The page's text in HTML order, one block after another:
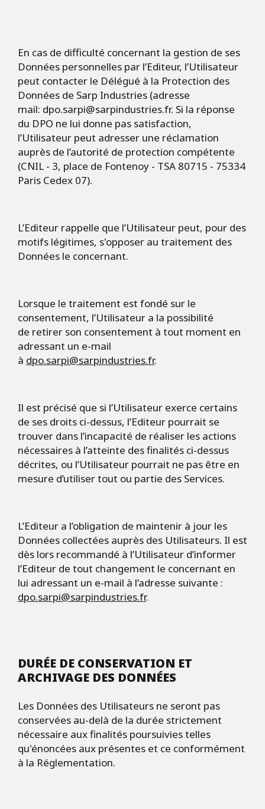
En cas de difficulté concernant la gestion de ses
Données personnelles par l’Editeur, l’Utilisateur
peut contacter le Délégué à la Protection des
Données de Sarp Industries (adresse
mail: dpo.sarpi@sarpindustries.fr. Si la réponse
du DPO ne lui donne pas satisfaction,
l’Utilisateur peut adresser une réclamation
auprès de l’autorité de protection compétente
(CNIL - 3, place de Fontenoy - TSA 80715 - 75334
Paris Cedex 07).
L’Editeur rappelle que l’Utilisateur peut, pour des
motifs légitimes, s'opposer au traitement des
Données le concernant.
Lorsque le traitement est fondé sur le
consentement, l’Utilisateur a la possibilité
de retirer son consentement à tout moment en
adressant un e-mail
à dpo.sarpi@sarpindustries.fr.
Il est précisé que si l’Utilisateur exerce certains
de ses droits ci-dessus, l’Editeur pourrait se
trouver dans l’incapacité de réaliser les actions
nécessaires à l’atteinte des finalités ci-dessus
décrites, ou l’Utilisateur pourrait ne pas être en
mesure d’utiliser tout ou partie des Services.
L’Editeur a l’obligation de maintenir à jour les
Données collectées auprès des Utilisateurs. Il est
dès lors recommandé à l’Utilisateur d’informer
l’Editeur de tout changement le concernant en
lui adressant un e-mail à l’adresse suivante :
dpo.sarpi@sarpindustries.fr.
DURÉE DE CONSERVATION ET
ARCHIVAGE DES DONNÉES
Les Données des Utilisateurs ne seront pas
conservées au-delà de la durée strictement
nécessaire aux finalités poursuivies telles
qu'énoncées aux présentes et ce conformément
à la Réglementation.